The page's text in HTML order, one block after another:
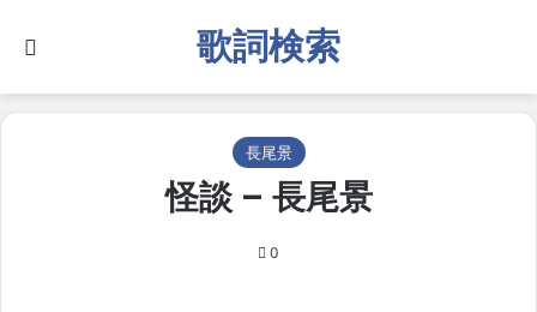
歌詞検索
長尾景
怪談 – 長尾景
0